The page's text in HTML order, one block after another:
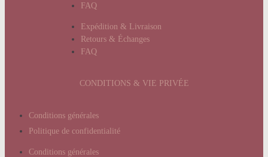
FAQ
Expédition & Livraison
Retours & Échanges
FAQ
CONDITIONS & VIE PRIVÉE
Conditions générales
Politique de confidentialité
Conditions générales